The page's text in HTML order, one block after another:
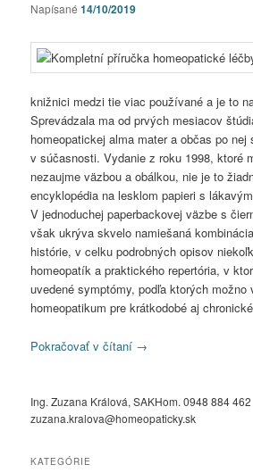
Napísané14/10/2019
knižnici medzi tie viac používané a je to
Sprevádzala ma od prvých mesiacov
homeopatickej alma mater a občas po nej
v súčasnosti. Vydanie z roku 1998, ktoré
nezaujme väzbou a obálkou, nie je to
encyklopédia na lesklom papieri s
V jednoduchej paperbackovej väzbe s
však ukrýva skvelo namiešaná
histórie, v celku podrobných opisov
homeopatík a praktického repertória, v
uvedené symptómy, podľa ktorých možno
homeopatikum pre krátkodobé aj
Pokračovať v čítaní →
Ing. Zuzana Králová, SAKHom. 0948 884 462
zuzana.kralova@homeopaticky.sk
KATEGÓRIE